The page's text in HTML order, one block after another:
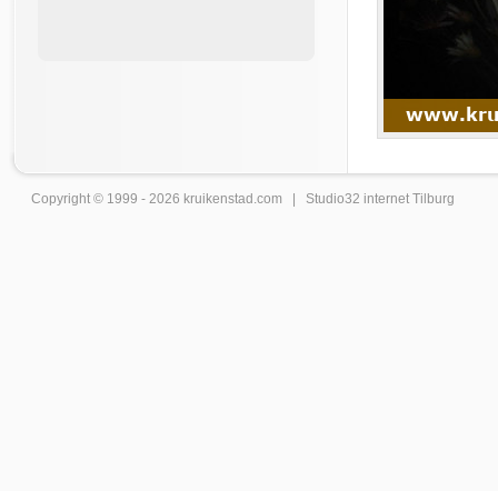
Copyright © 1999 - 2026 kruikenstad .com | Studio32 internet Tilburg